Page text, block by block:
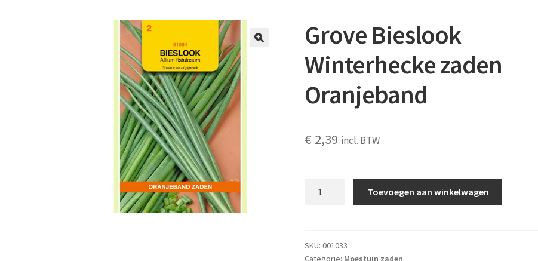
Grove Bieslook
Winterhecke zaden
Oranjeband
€ 2,39 incl. BTW
Oranjeband
Toevoegen aan winkelwagen
SKU:001033
Categorie: Moestuin zaden